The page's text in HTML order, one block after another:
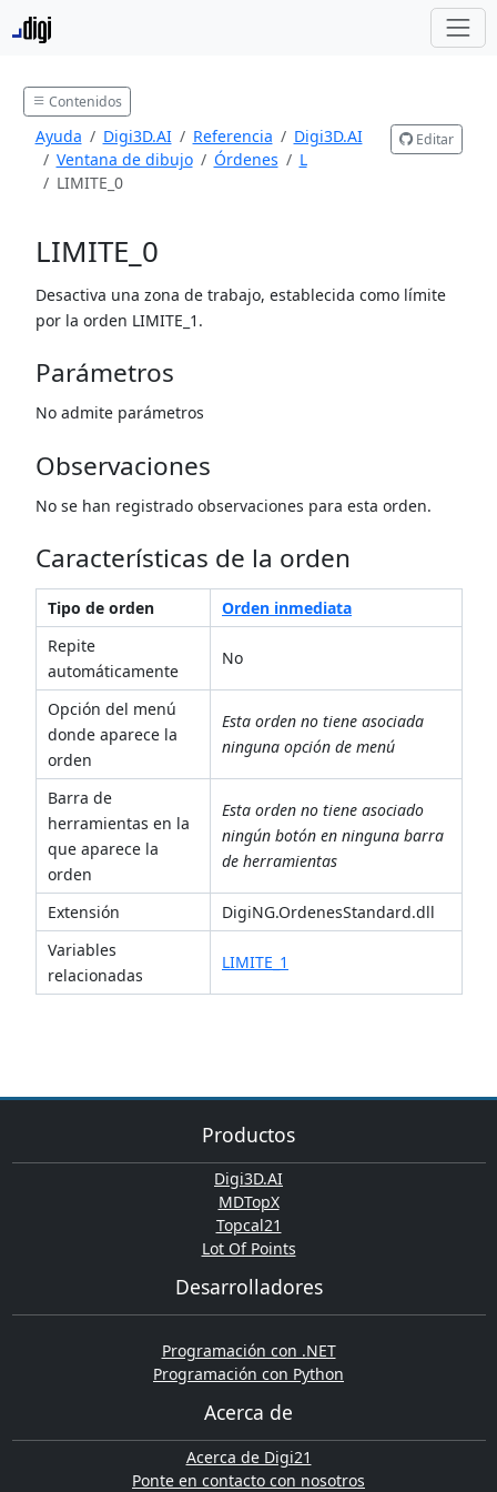
Contenidos
Ayuda Digi3D.AI Referencia
Digi3D.AI
Ventana de dibujo
Órdenes
L
LIMITE_0
Editar
LIMITE_0
Desactiva una zona de trabajo, establecida como límite
por la orden LIMITE_1.
Parámetros
No admite parámetros
Observaciones
No se han registrado observaciones para esta orden.
Características de la orden
Tipo de orden
Orden inmediata
Repite
automáticamente
No
Opción del menú
donde aparece la
orden
Esta orden no tiene asociada
ninguna opción de menú
Barra de
herramientas en la
que aparece la
orden
Esta orden no tiene asociado
ningún botón en ninguna barra
de herramientas
Extensión
DigiNG.OrdenesStandard.dll
Variables
relacionadas
LIMITE_1
Productos
Digi3D.AI
MDTopX
Topcal21
Lot Of Points
Desarrolladores
Programación con .NET
Programación con Python
Acerca de
Acerca de Digi21
Ponte en contacto con nosotros